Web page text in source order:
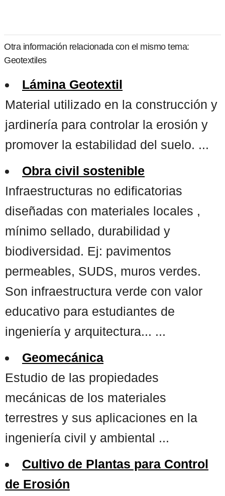
Otra información relacionada con el mismo tema:
Geotextiles
Lámina Geotextil
Material utilizado en la construcción y
jardinería para controlar la erosión y
promover la estabilidad del suelo. ...
Obra civil sostenible
Infraestructuras no edificatorias
diseñadas con materiales locales ,
mínimo sellado, durabilidad y
biodiversidad. Ej: pavimentos
permeables, SUDS, muros verdes.
Son infraestructura verde con valor
educativo para estudiantes de
ingeniería y arquitectura... ...
Geomecánica
Estudio de las propiedades
mecánicas de los materiales
terrestres y sus aplicaciones en la
ingeniería civil y ambiental ...
Cultivo de Plantas para Control
de Erosión